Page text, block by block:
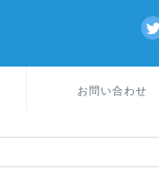
お問い合わせ